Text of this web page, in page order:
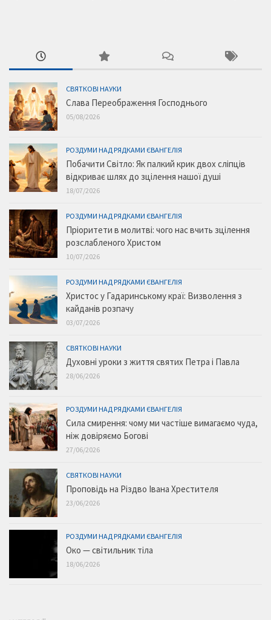
СВЯТКОВІ НАУКИ
Слава Переображення Господнього
05/08/2026
РОЗДУМИ НАД РЯДКАМИ ЄВАНГЕЛІЯ
Побачити Світло: Як палкий крик двох сліпців
відкриває шлях до зцілення нашої душі
18/07/2026
РОЗДУМИ НАД РЯДКАМИ ЄВАНГЕЛІЯ
Пріоритети в молитві: чого нас вчить зцілення
розслабленого Христом
10/07/2026
РОЗДУМИ НАД РЯДКАМИ ЄВАНГЕЛІЯ
Христос у Гадаринському краї: Визволення з
кайданів розпачу
03/07/2026
СВЯТКОВІ НАУКИ
Духовні уроки з життя святих Петра і Павла
28/06/2026
РОЗДУМИ НАД РЯДКАМИ ЄВАНГЕЛІЯ
Сила смирення: чому ми частіше вимагаємо чуда,
ніж довіряємо Богові
27/06/2026
СВЯТКОВІ НАУКИ
Проповідь на Різдво Івана Хрестителя
23/06/2026
РОЗДУМИ НАД РЯДКАМИ ЄВАНГЕЛІЯ
Око — світильник тіла
18/06/2026